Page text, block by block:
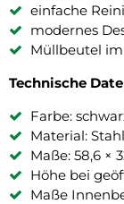
einfache
modernes
Müllbeutel
Technische
Farbe:
Material:
Maße: 58,6 ×
Höhe bei
Maße